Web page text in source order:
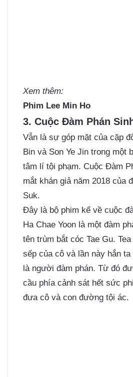
Xem thêm:
Phim Lee Min Ho
3. Cuộc Đàm Phán
Vẫn là sự góp mặt của cặp
Bin và Son Ye Jin trong một
tâm lí tội phạm. Cuộc Đàm
mắt khán giả năm 2018 của
Suk.
Đây là bộ phim kể về cuộc
Ha Chae Yoon là một đàm
tên trùm bắt cóc Tae Gu.
sếp của cô và lần này hắn
là người đàm phán. Từ đó
cầu phía cảnh sát hết sức
đưa cô và con đường tội ác.